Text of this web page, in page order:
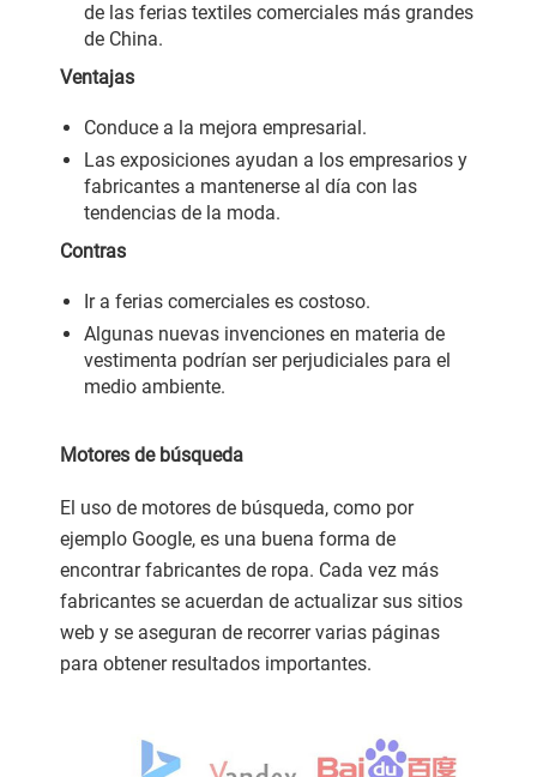
de las ferias textiles comerciales más grandes
de China.
Ventajas
Conduce a la mejora empresarial.
Las exposiciones ayudan a los empresarios y
fabricantes a mantenerse al día con las
tendencias de la moda.
Contras
Ir a ferias comerciales es costoso.
Algunas nuevas invenciones en materia de
vestimenta podrían ser perjudiciales para el
medio ambiente.
Motores de búsqueda
El uso de motores de búsqueda, como por
ejemplo Google, es una buena forma de
encontrar fabricantes de ropa. Cada vez más
fabricantes se acuerdan de actualizar sus sitios
web y se aseguran de recorrer varias páginas
para obtener resultados importantes.